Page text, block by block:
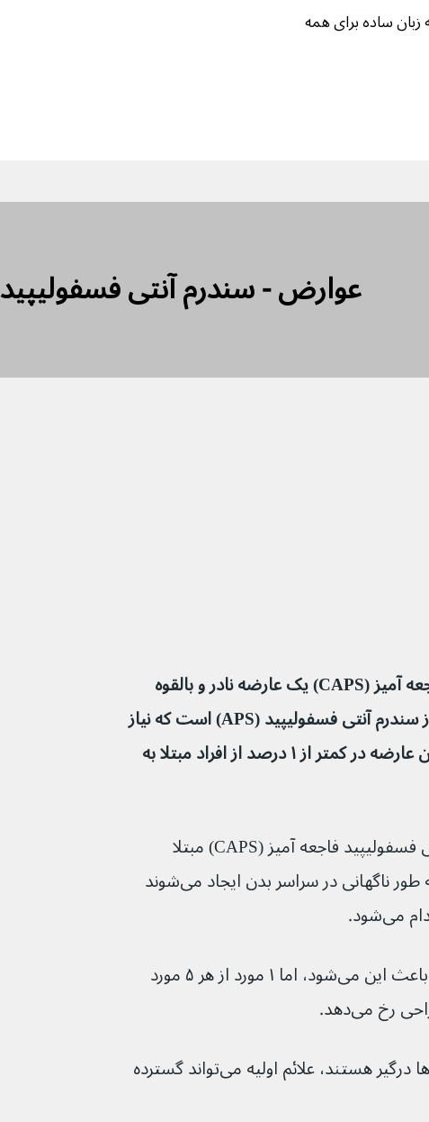
ساده برای همه
عوارض - سندرم آنتی فسفولیپید
سندرم آنتی فسفولیپید فاجعه آمیز (CAPS) یک عارضه نادر و بالقوه
تهدید کننده زندگی ناشی از سندرم آنتی فسفولیپید (APS) است که نیاز
به درمان اورژانسی دارد. این عارضه در کمتر از ۱ درصد از افراد مبتلا به
در افرادی که به سندرم آنتی فسفولیپید فاجعه آمیز (CAPS) مبتلا
می‌شوند، لخته‌های خون به طور ناگهانی در سراسر بدن ایجاد می‌شوند
می‌شود.
مشخص نیست چه چیزی باعث این می‌شود، اما ۱ مورد از هر ۵ مورد
رخ می‌دهد.
با توجه به اینکه کدام اندام‌ها درگیر هستند، علائم اولیه می‌تواند گسترده